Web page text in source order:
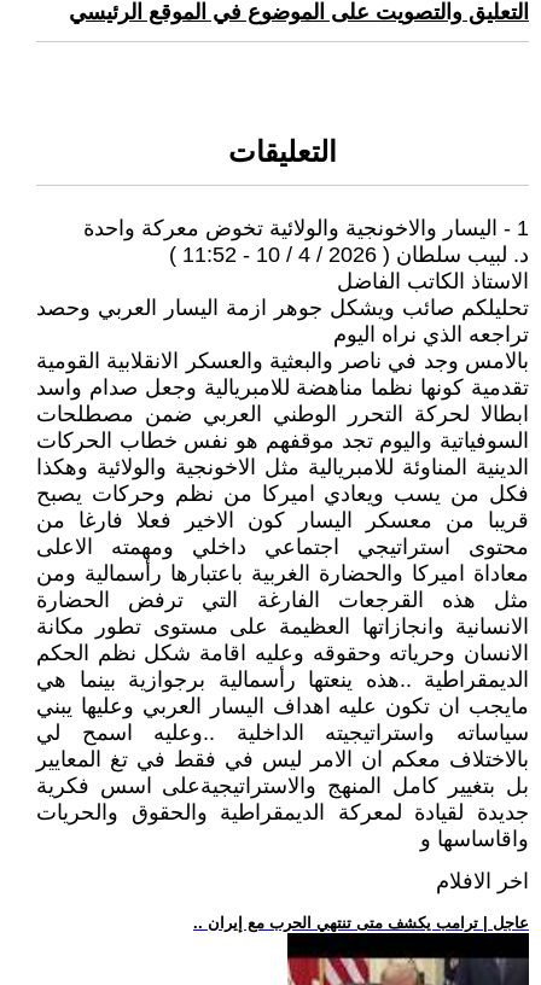
التعليق والتصويت على الموضوع في الموقع الرئيسي
التعليقات
1 - اليسار والاخونجية والولائية تخوض معركة واحدة
د. لبيب سلطان ( 2026 / 4 / 10 - 11:52 )
الاستاذ الكاتب الفاضل
تحليلكم صائب ويشكل جوهر ازمة اليسار العربي وحصد
تراجعه الذي نراه اليوم
بالامس وجد في ناصر والبعثية والعسكر الانقلابية القومية
تقدمية كونها نظما مناهضة للامبريالية وجعل صدام واسد
ابطالا لحركة التحرر الوطني العربي ضمن مصطلحات
السوفياتية واليوم تجد موقفهم هو نفس خطاب الحركات
الدينية المناوئة للامبريالية مثل الاخونجية والولائية وهكذا
فكل من يسب ويعادي اميركا من نظم وحركات يصبح
قريبا من معسكر اليسار كون الاخير فعلا فارغا من
محتوى استراتيجي اجتماعي داخلي ومهمته الاعلى
معاداة اميركا والحضارة الغربية باعتبارها رأسمالية ومن
مثل هذه القرجعات الفارغة التي ترفض الحضارة
الانسانية وانجازاتها العظيمة على مستوى تطور مكانة
الانسان وحرياته وحقوقه وعليه اقامة شكل نظم الحكم
الديمقراطية ..هذه ينعتها رأسمالية برجوازية بينما هي
مايجب ان تكون عليه اهداف اليسار العربي وعليها يبني
سياساته واستراتيجيته الداخلية ..وعليه اسمح لي
بالاختلاف معكم ان الامر ليس في فقط في تغ المعايير
بل بتغيير كامل المنهج والاستراتيجيةعلى اسس فكرية
جديدة لقيادة لمعركة الديمقراطية والحقوق والحريات
واقاساسها و
اخر الافلام
.. عاجل | ترامب يكشف متى تنتهي الحرب مع إيران